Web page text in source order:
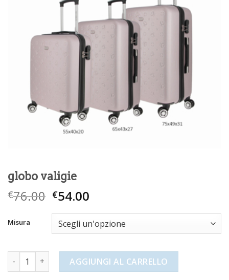
globo valigie
€76.00 €54.00
Misura
globo valigie quantitàAGGIUNGI AL CARRELLO